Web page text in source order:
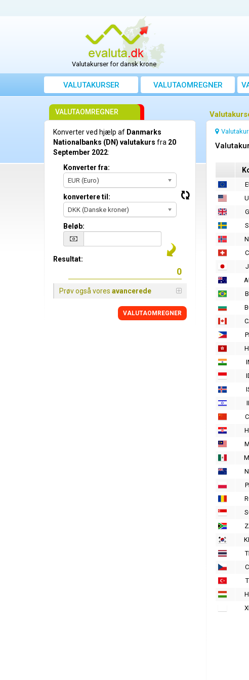
Valutakurser for dansk krone
VALUTAKURSER VALUTAOMREGNER
VALUTAOMREGNER
Konverter ved hjælp af Danmarks
Nationalbanks (DN) valutakurs fra 20
September 2022:
Konverter fra:
EUR (Euro)
konvertere til:
DKK (Danske kroner)
Beløb:
Resultat:
Prøv også vores avancerede
VALUTAOMREGNER